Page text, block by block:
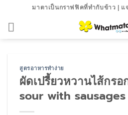
content
มาตาเป็นกราฟฟิคที่ทำกับข้าว | แ
สูตรอาหารทำง่าย
ผัดเปรี้ยวหวานไส้กร
sour with sausages